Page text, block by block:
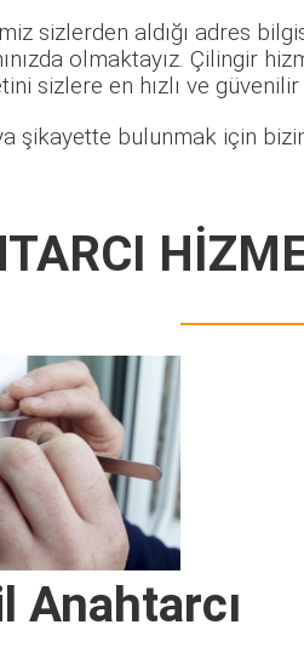
sizlerden aldığı adres
olmaktayız. Çilingir
sizlere en hızlı ve
şikayette bulunmak için
Anahtarcı